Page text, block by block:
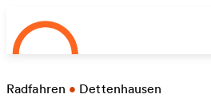
Skip to main content
Radfahren • Dettenhausen